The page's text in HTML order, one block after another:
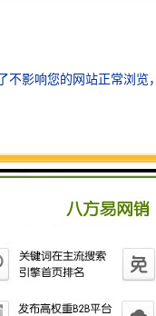
环的推广应用。
液相烧结技术制备
的成效。